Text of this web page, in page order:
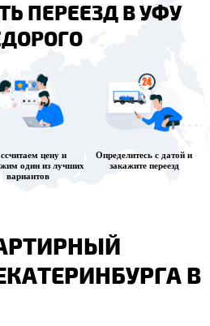
ПЕРЕЕЗД В УФУ
цену и
один из лучших
вариантов
Определитесь с датой и
закажите переезд
В